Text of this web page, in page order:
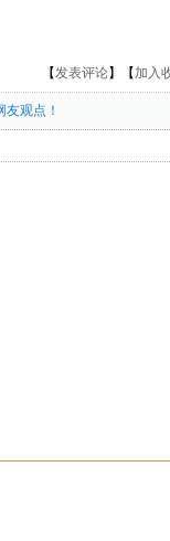
【发表评论】【 加入
观点！